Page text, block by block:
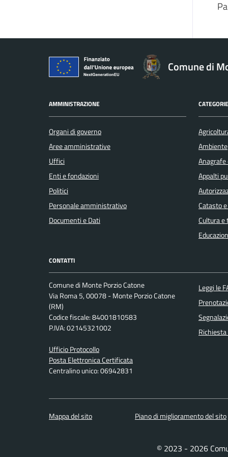
Comune di
AMMINISTRAZIONE
Organi di governo
Aree amministrative
Uffici
Enti e fondazioni
Politici
Personale amministrativo
Documenti e Dati
Ambiente
Appalti
Catasto
Cultura e
CONTATTI
Comune di Monte Porzio Catone
Via Roma 5, 00078 - Monte Porzio Catone
(RM)
Codice fiscale: 84001810583
P.IVA: 02145321002
Ufficio Protocollo
Posta Elettronica Certificata
Centralino unico: 06942831
Leggi le
Mappa del sito Piano di miglioramento del sito
© 2023 - 2026